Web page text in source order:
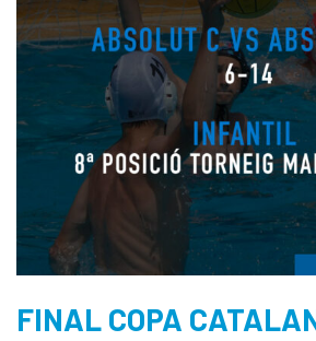
FINAL COPA